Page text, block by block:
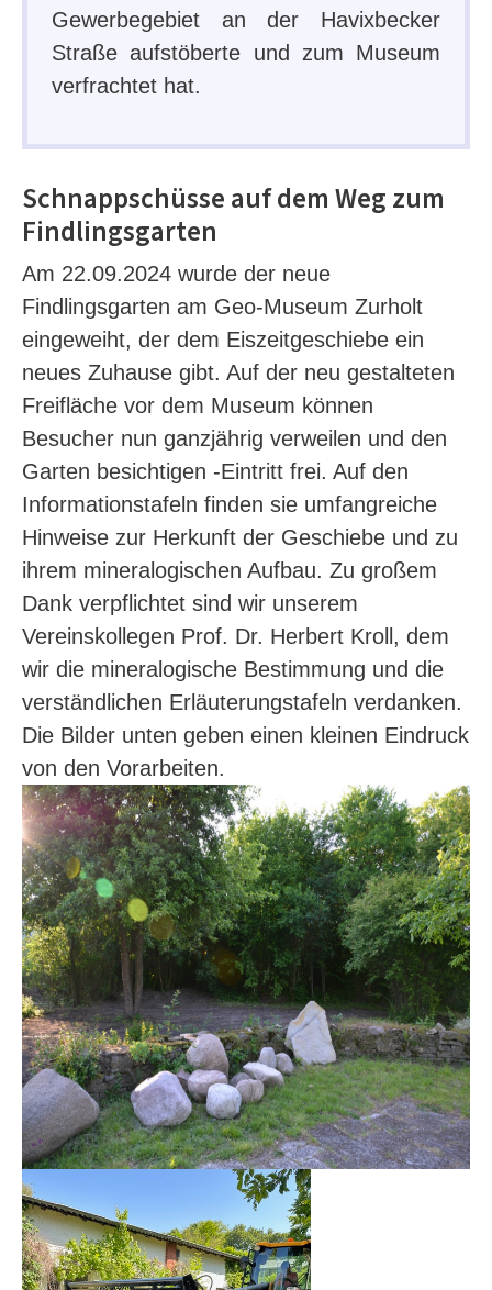
Gewerbegebiet an der Havixbecker
Straße aufstöberte und zum Museum
verfrachtet hat.
Schnappschüsse auf dem Weg zum
Findlingsgarten
Am 22.09.2024 wurde der neue
Findlingsgarten am Geo-Museum Zurholt
eingeweiht, der dem Eiszeitgeschiebe ein
neues Zuhause gibt. Auf der neu gestalteten
Freifläche vor dem Museum können
Besucher nun ganzjährig verweilen und den
Garten besichtigen -Eintritt frei. Auf den
Informationstafeln finden sie umfangreiche
Hinweise zur Herkunft der Geschiebe und zu
ihrem mineralogischen Aufbau. Zu großem
Dank verpflichtet sind wir unserem
Vereinskollegen Prof. Dr. Herbert Kroll, dem
wir die mineralogische Bestimmung und die
verständlichen Erläuterungstafeln verdanken.
Die Bilder unten geben einen kleinen Eindruck
von den Vorarbeiten.